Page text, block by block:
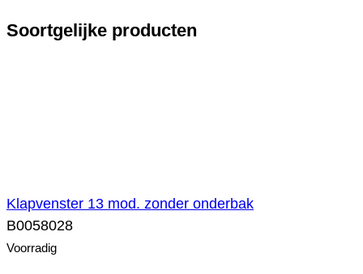
Soortgelijke producten
Klapvenster 13 mod. zonder onderbak
B0058028
Voorradig